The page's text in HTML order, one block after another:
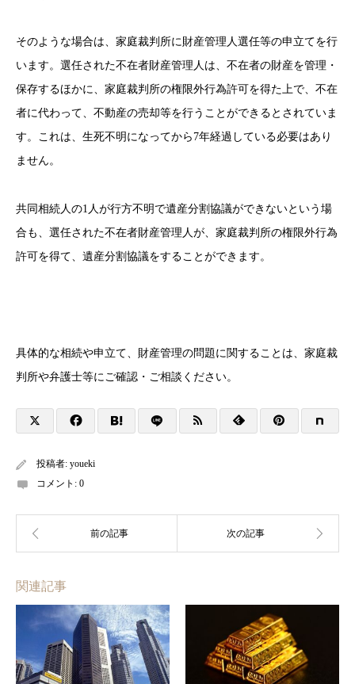
そのような場合は、家庭裁判所に財産管理人選任等の申立てを行
います。選任された不在者財産管理人は、不在者の財産を管理・
保存するほかに、家庭裁判所の権限外行為許可を得た上で、不在
者に代わって、不動産の売却等を行うことができるとされていま
す。これは、生死不明になってから7年経過している必要はあり
ません。
共同相続人の1人が行方不明で遺産分割協議ができないという場
合も、選任された不在者財産管理人が、家庭裁判所の権限外行為
許可を得て、遺産分割協議をすることができます。
具体的な相続や申立て、財産管理の問題に関することは、家庭裁
判所や弁護士等にご確認・ご相談ください。
投稿者: youeki
コメント: 0
関連記事